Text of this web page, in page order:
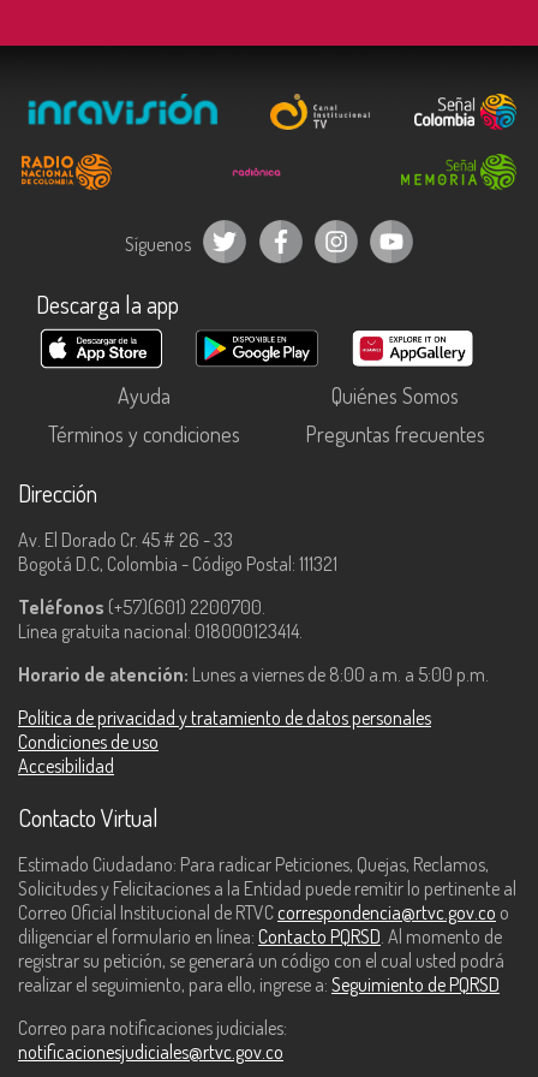
Síguenos
Descarga la app
Ayuda
Quiénes Somos
Términos y condiciones
Preguntas frecuentes
Dirección
Av. El Dorado Cr. 45 # 26 - 33
Bogotá D.C, Colombia - Código Postal: 111321
Teléfonos (+57)(601) 2200700.
Línea gratuita nacional: 018000123414.
Horario de atención: Lunes a viernes de 8:00 a.m. a 5:00 p.m.
Política de privacidad y tratamiento de datos personales
Condiciones de uso
Accesibilidad
Contacto Virtual
Estimado Ciudadano: Para radicar Peticiones, Quejas, Reclamos,
Solicitudes y Felicitaciones a la Entidad puede remitir lo pertinente al
Correo Oficial Institucional de RTVC correspondencia@rtvc.gov.co o
diligenciar el formulario en línea: Contacto PQRSD. Al momento de
registrar su petición, se generará un código con el cual usted podrá
realizar el seguimiento, para ello, ingrese a: Seguimiento de PQRSD
Correo para notificaciones judiciales:
notificacionesjudiciales@rtvc.gov.co